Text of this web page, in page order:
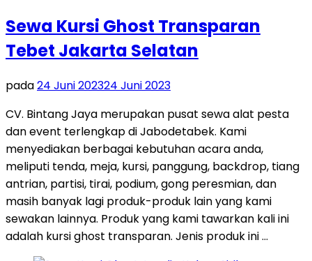
Sewa Kursi Ghost Transparan
Tebet Jakarta Selatan
pada24 Juni 202324 Juni 2023
CV. Bintang Jaya merupakan pusat sewa alat pesta
dan event terlengkap di Jabodetabek. Kami
menyediakan berbagai kebutuhan acara anda,
meliputi tenda, meja, kursi, panggung, backdrop, tiang
antrian, partisi, tirai, podium, gong peresmian, dan
masih banyak lagi produk-produk lain yang kami
sewakan lainnya. Produk yang kami tawarkan kali ini
adalah kursi ghost transparan. Jenis produk ini …